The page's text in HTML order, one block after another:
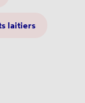
laitiers